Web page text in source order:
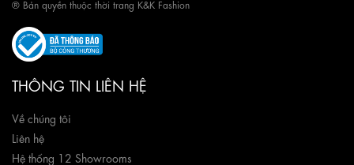
® Bản quyền thuộc thời trang K&K Fashion
THÔNG TIN LIÊN HỆ
Về chúng tôi
Liên hệ
Hệ thống 12 Showrooms